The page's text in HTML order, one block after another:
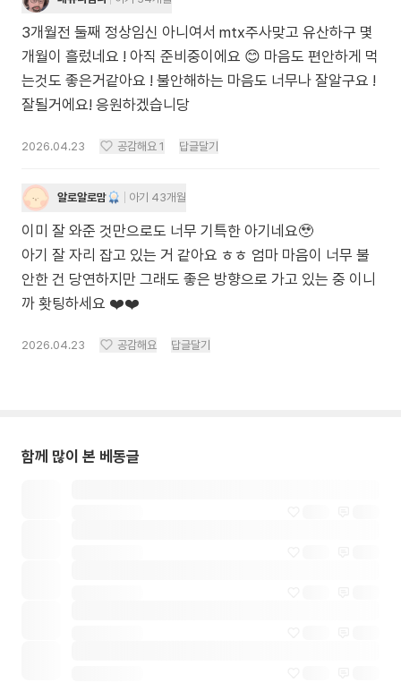
3개월전 둘째 정상임신 아니여서 mtx주사맞고 유산하구 몇
개월이 흘렀네요 ! 아직 준비중이에요 😊 마음도 편안하게 먹
는것도 좋은거같아요 ! 불안해하는 마음도 너무나 잘알구요 !
잘될거에요! 응원하겠습니당
2026.04.23 공감해요 1 답글달기
알로알로맘 아기 43개월
이미 잘 와준 것만으로도 너무 기특한 아기네요🥹
아기 잘 자리 잡고 있는 거 같아요 ㅎㅎ 엄마 마음이 너무 불
안한 건 당연하지만 그래도 좋은 방향으로 가고 있는 중 이니
까 홧팅하세요 ❤️❤️
2026.04.23 공감해요 답글달기
함께 많이 본 베동글